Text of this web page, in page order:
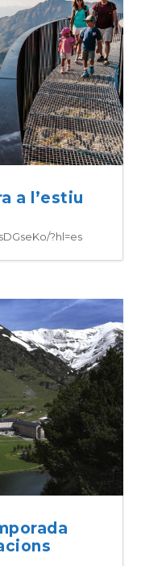
a l’estiu
?hl=es